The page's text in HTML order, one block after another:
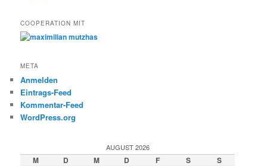
COOPERATION MIT
META
Anmelden
Eintrags-Feed
Kommentar-Feed
WordPress.org
AUGUST 2026
M D M D F S S